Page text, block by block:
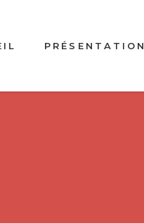
PRÉSENTATION